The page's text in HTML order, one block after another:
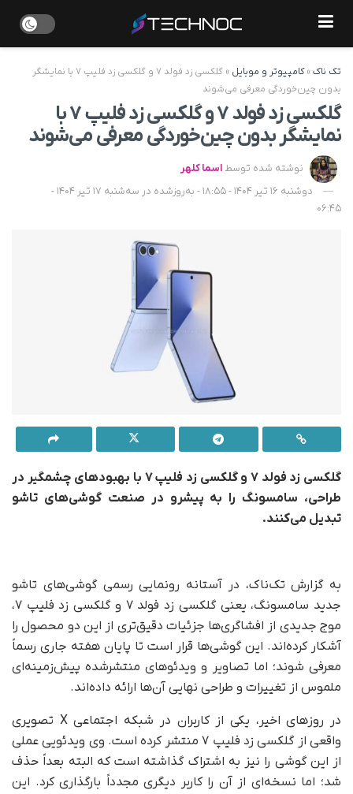
تک ناک»کامپیوتر و موبایل »
گلکسی زد فولد ۷ و گلکسی زد فلیپ ۷ با نمایشگر
بدون چین‌خوردگی معرفی می‌شوند
گلکسی زد فولد ۷ و گلکسی زد فلیپ ۷ با
نمایشگر بدون چین‌خوردگی معرفی می‌شوند
نوشته شده توسط اسما کلهر
دوشنبه 16 تیر 1404 - 18:55 - به‌روزشده در سه‌شنبه 17 تیر 1404 -
06:45
گلکسی زد فولد ۷ و گلکسی زد فلیپ ۷ با بهبودهای چشمگیر در
طراحی، سامسونگ را به پیشرو در صنعت گوشی‌های تاشو
تبدیل می‌کنند.
به گزارش تک‌ناک، در آستانه رونمایی رسمی گوشی‌های تاشو
جدید سامسونگ، یعنی گلکسی زد فولد ۷ و گلکسی زد فلیپ ۷،
موج جدیدی از افشاگری‌ها جزئیات دقیق‌تری از این دو محصول را
آشکار کرده‌اند. این گوشی‌ها قرار است تا پایان هفته جاری رسماً
معرفی شوند؛ اما تصاویر و ویدئوهای منتشرشده پیش‌زمینه‌ای
ملموس از تغییرات و طراحی نهایی آن‌ها ارائه داده‌اند.
در روزهای اخیر، یکی از کاربران در شبکه اجتماعی X تصویری
واقعی از گلکسی زد فلیپ ۷ منتشر کرده است. وی ویدئویی عملی
از این گوشی را نیز به اشتراک گذاشته است که البته بعداً حذف
شد؛ اما نسخه‌ای از آن را کاربر دیگری مجدداً بارگذاری کرد. این